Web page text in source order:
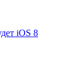
iOS 8